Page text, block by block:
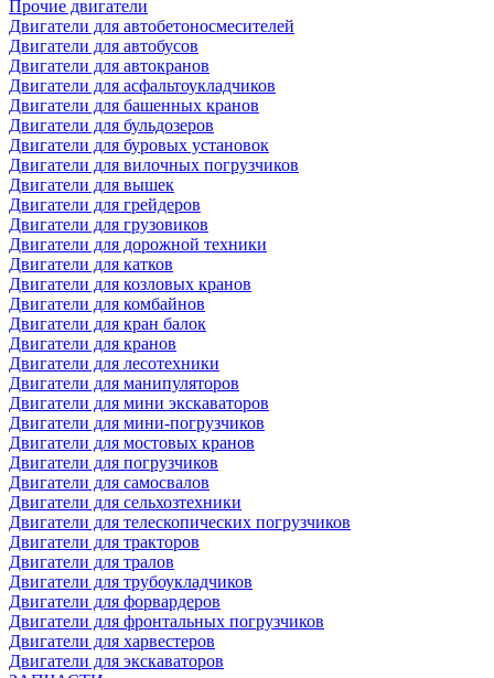
Прочие двигатели
Двигатели для автобетоносмесителей
Двигатели для автобусов
Двигатели для автокранов
Двигатели для асфальтоукладчиков
Двигатели для башенных кранов
Двигатели для бульдозеров
Двигатели для буровых установок
Двигатели для вилочных погрузчиков
Двигатели для вышек
Двигатели для грейдеров
Двигатели для грузовиков
Двигатели для дорожной техники
Двигатели для катков
Двигатели для козловых кранов
Двигатели для комбайнов
Двигатели для кран балок
Двигатели для кранов
Двигатели для лесотехники
Двигатели для манипуляторов
Двигатели для мини экскаваторов
Двигатели для мини-погрузчиков
Двигатели для мостовых кранов
Двигатели для погрузчиков
Двигатели для самосвалов
Двигатели для сельхозтехники
Двигатели для телескопических погрузчиков
Двигатели для тракторов
Двигатели для тралов
Двигатели для трубоукладчиков
Двигатели для форвардеров
Двигатели для фронтальных погрузчиков
Двигатели для харвестеров
Двигатели для экскаваторов